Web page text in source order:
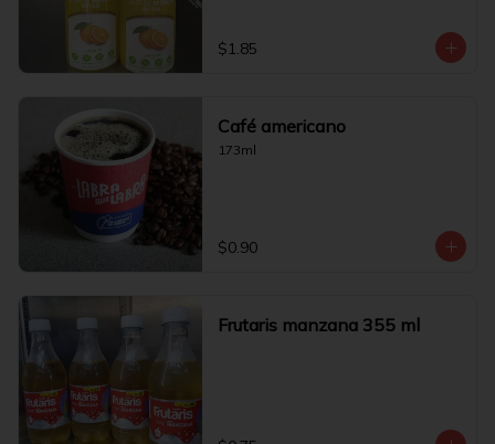
$1.85
Café americano
173ml
$0.90
Frutaris manzana 355 ml